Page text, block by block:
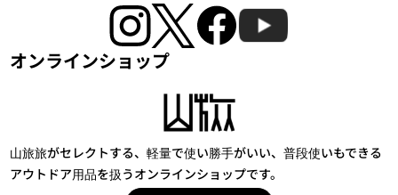
オンラインショップ
山旅旅がセレクトする、軽量で使い勝手がいい、普段使いもできる
アウトドア用品を扱うオンラインショップです。